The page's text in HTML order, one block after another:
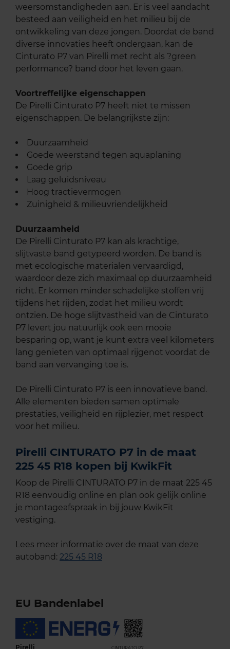
weersomstandigheden aan. Er is veel aandacht
besteed aan veiligheid en het milieu bij de
ontwikkeling van deze jongen. Doordat de band
diverse innovaties heeft ondergaan, kan de
Cinturato P7 van Pirelli met recht als ?green
performance? band door het leven gaan.
Voortreffelijke eigenschappen
De Pirelli Cinturato P7 heeft niet te missen
eigenschappen. De belangrijkste zijn:
Duurzaamheid
Goede weerstand tegen aquaplaning
Goede grip
Laag geluidsniveau
Hoog tractievermogen
Zuinigheid & milieuvriendelijkheid
Duurzaamheid
De Pirelli Cinturato P7 kan als krachtige,
slijtvaste band getypeerd worden. De band is
met ecologische materialen vervaardigd,
waardoor deze zich maximaal op duurzaamheid
richt. Er komen minder schadelijke stoffen vrij
tijdens het rijden, zodat het milieu wordt
ontzien. De hoge slijtvastheid van de Cinturato
P7 levert jou natuurlijk ook een mooie
besparing op, want je kunt extra veel kilometers
lang genieten van optimaal rijgenot voordat de
band aan vervanging toe is.
De Pirelli Cinturato P7 is een innovatieve band.
Alle elementen bieden samen optimale
prestaties, veiligheid en rijplezier, met respect
voor het milieu.
Pirelli CINTURATO P7 in de maat
225 45 R18 kopen bij KwikFit
Koop de Pirelli CINTURATO P7 in de maat 225 45
R18 eenvoudig online en plan ook gelijk online
je montageafspraak in bij jouw KwikFit
vestiging.
Lees meer informatie over de maat van deze
autoband: 225 45 R18
EU Bandenlabel
Pirelli CINTURATO P7